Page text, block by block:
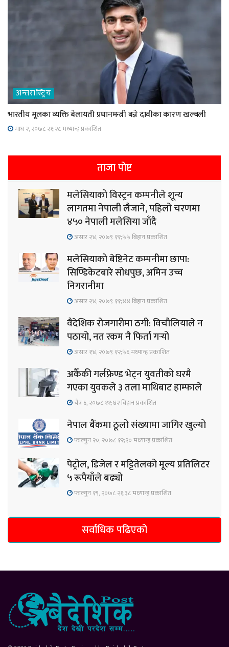
अन्तरास्ट्रिय
भारतीय मूलका व्यक्ति बेलायती प्रधानमन्त्री बन्ने दावीका कारण खल्बली
माघ २, २०७८ २१;२८ मध्यान्ह प्रकाशित
ताजा पोष्ट
मलेसियाको विस्ट्रन कम्पनीले शून्य
लागतमा नेपाली लैजाने, पहिलो चरणमा
४५० नेपाली मलेसिया जाँदै
असार २४, २०७९ ११;५५ बिहान प्रकाशित
मलेसियाको बेष्टिनेट कम्पनीमा छापा:
सिण्डिकेटबारे सोधपुछ, अमिन उच्च
निगरानीमा
असार २४, २०७९ ११;४४ बिहान प्रकाशित
वैदेशिक रोजगारीमा ठगी: विचौलियाले न
पठायो, नत रकम नै फिर्ता गर्‍यो
असार १४, २०७९ १२;५६ मध्यान्ह प्रकाशित
अर्कैकी गर्लफ्रेण्ड भेट्न युवतीको घरमै
गएका युवकले ३ तला माथिबाट हाम्फाले
चैत्र ६, २०७८ ११;४२ बिहान प्रकाशित
नेपाल बैंकमा ठूलो संख्यामा जागिर खुल्यो
फाल्गुन २०, २०७८ १२;२० मध्यान्ह प्रकाशित
पेट्रोल, डिजेल र मट्टितेलको मूल्य प्रतिलिटर
५ रूपैयाँले बढ्यो
फाल्गुन १९, २०७८ २१;३८ मध्यान्ह प्रकाशित
सर्वाधिक पढिएको